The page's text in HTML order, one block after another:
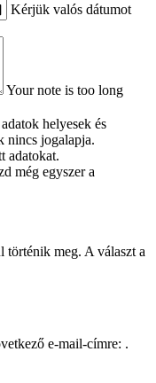
Kérjük valós dátumot
Your note is too long
helyesek és
nincs jogalapja.
adatokat.
még egyszer a
történik meg. A választ a
e-mail-címre: .